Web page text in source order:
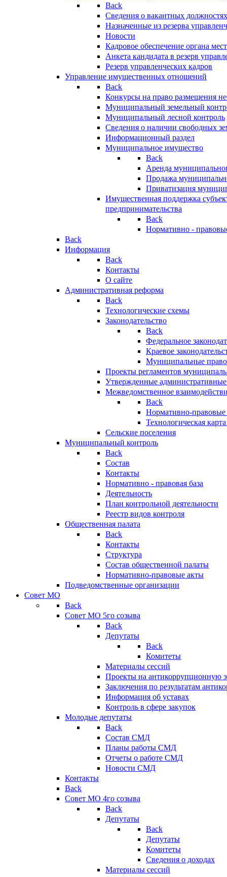
Back
Сведения о вакантных
Назначенные из резерва
Новости
Кадровое обеспечение органа
Анкета кандидата в резерв
Резерв управленческих кадров
Управление имущественных отношений
Back
Конкурсы на право размещения
Муниципальный земельный
Муниципальный лесной контроль
Сведения о наличии свободных
Информационный раздел
Муниципальное имущество
Back
Аренда
Продажа
Приватизация
Имущественная поддержка
предпринимательства
Back
Нормативно -
Back
Информация
Back
Контакты
О сайте
Административная реформа
Back
Технологические схемы
Законодательство
Back
Федеральное
Краевое
Муниципальные
Проекты регламентов
Утвержденные
Межведомственное
Back
Нормативно-правовые
Технологическая
Сельские поселения
Муниципальный контроль
Back
Состав
Контакты
Нормативно - правовая база
Деятельность
План контрольной деятельности
Реестр видов контроля
Общественная палата
Back
Контакты
Структура
Состав общественной палаты
Нормативно-правовые акты
Подведомственные организации
Совет МО
Back
Совет МО 5го созыва
Back
Депутаты
Back
Комитеты
Материалы сессий
Проекты на антикоррупционную
Заключения по результатам
Информация об уставах
Контроль в сфере закупок
Молодые депутаты
Back
Состав СМД
Планы работы СМД
Отчеты о работе СМД
Новости СМД
Контакты
Back
Совет МО 4го созыва
Back
Депутаты
Back
Депутаты
Комитеты
Сведения о доходах
Материалы сессий